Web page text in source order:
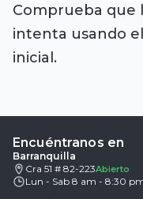
Comprueba que
intenta usando
inicial.
Encuéntranos en
Barranquilla
Cra 51 # 82-223Abierto
Lun - Sab 8 am - 8:30